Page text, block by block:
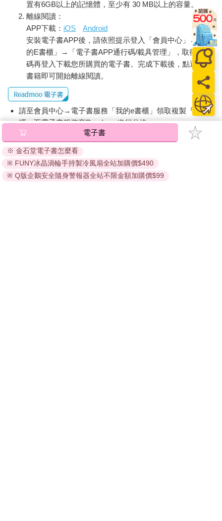
到憂心，很多研究並沒有真正分離出純淨的囊泡族群，只是用超
高速離心取得沉澱物就稱為外泌體，實際上混雜了很多其他成
分。此外，許多從業者缺乏生化或細胞生物學背景，導致品質不
佳的研究成果也能發表。我們曾嘗試驗證外泌體的分子傳遞功
能，結果發現它們很難真正有效地傳遞任何東西，所以我對此抱
持保留與批判的態度。
Q：您還會繼續參與外泌體應用的推進嗎？
A：如果外泌體真的能派上用場，我很樂意幫忙。但目前我對它們
的分子傳遞功能仍保持懷疑。我之前曾來台灣，向中國醫藥大學
團隊做過類似演講，他們雖然對我的觀點有點驚訝，仍聘請我擔
任顧問，或許正是希望能有一個「吹毛求疵」的聲音，協助他們
從更嚴謹的角度檢驗與驗證相關技術。
（本文摘錄自第五章 國際觀點：大師眼中的台灣外泌體成果）
置有6GB以上的記憶體，至少有 30 MB以上的容量。
離線閱讀：
APP下載： iOS
Android
安裝電子書APP後，請依照提示登入「會員中心」→「我
的E書櫃」→「電子書APP通行碼/載具管理」，取得通行
碼再登入下載您所購買的電子書。完成下載後，點選任一
書籍即可開始離線閱讀。
請至會員中心→電子書服務「我的e書櫃」領取複製『兌換
碼』至電子書服務商Readmoo進行兌換。
退換貨須知：
因版權保護，您在金石堂所購買的電子書僅能以金石堂專屬
的閱讀軟體開啟閱讀，無法以其他閱讀器或直接下載檔案。
依據「消費者保護法」第19條及行政院消費者保護處公告之
電子書
※ 金石堂電子書怎麼看
※ FUNY冰晶渦輪手持製冷風扇全站加購價$490
※ Q版企鵝安全隨身警報器全站不限金額加購價$99